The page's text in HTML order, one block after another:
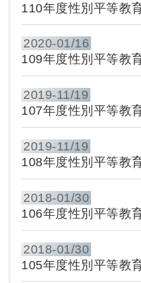
110年度性別平等教
2020-01/16
109年度性別平等教
2019-11/19
107年度性別平等教
2019-11/19
108年度性別平等教
2018-01/30
106年度性別平等教
2018-01/30
105年度性別平等教